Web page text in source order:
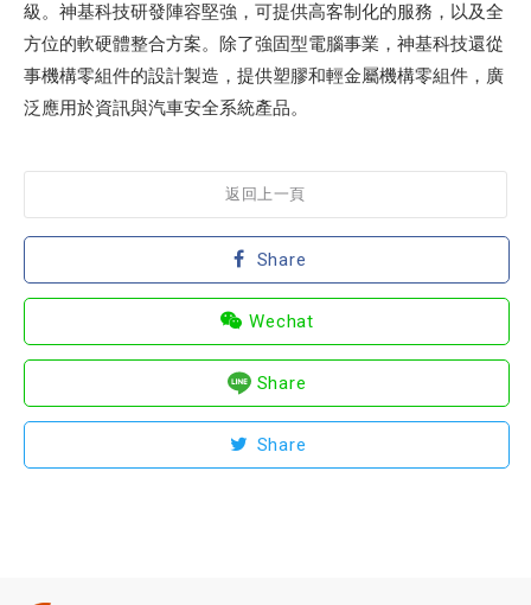
級。神基科技研發陣容堅強，可提供高客制化的服務，以及全
方位的軟硬體整合方案。除了強固型電腦事業，神基科技還從
事機構零組件的設計製造，提供塑膠和輕金屬機構零組件，廣
泛應用於資訊與汽車安全系統產品。
返回上一頁
Share
Wechat
Share
Share